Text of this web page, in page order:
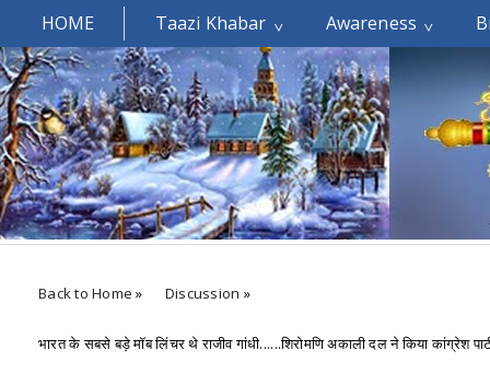
HOME Taazi Khabar Awareness
Welcomes You.....
Back to Home » Discussion »
भारत के सबसे बड़े मॉब लिंचर थे राजीव गांधी......शिरोमणि अकाली दल ने किया कांग्रेश